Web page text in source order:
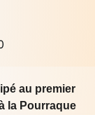
au premier
la Pourraque